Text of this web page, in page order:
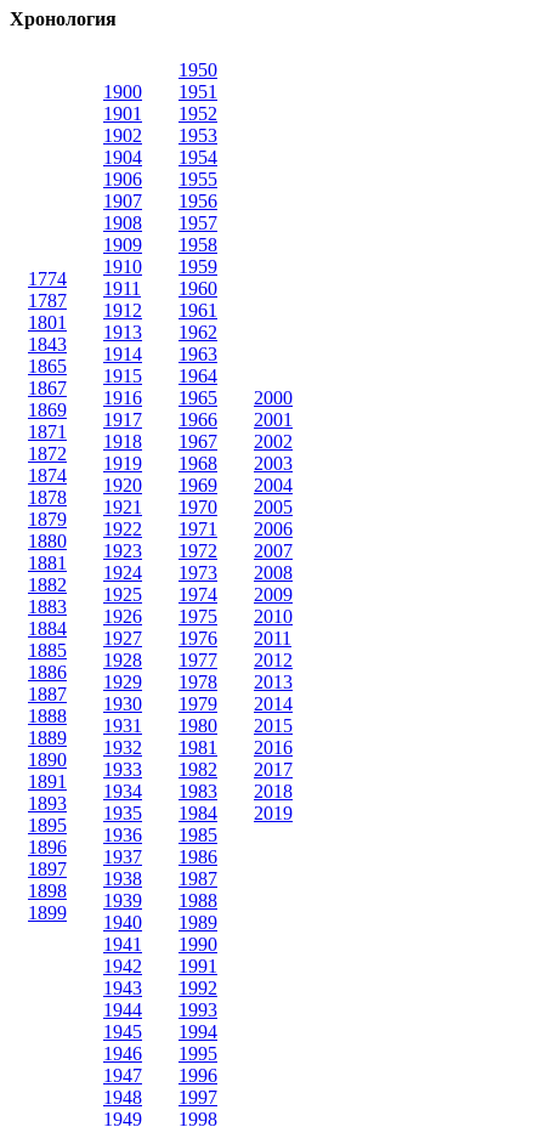
Хронология
1774
1787
1801
1843
1865
1867
1869
1871
1872
1874
1878
1879
1880
1881
1882
1883
1884
1885
1886
1887
1888
1889
1890
1891
1893
1895
1896
1897
1898
1899
1900
1901
1902
1904
1906
1907
1908
1909
1910
1911
1912
1913
1914
1915
1916
1917
1918
1919
1920
1921
1922
1923
1924
1925
1926
1927
1928
1929
1930
1931
1932
1933
1934
1935
1936
1937
1938
1939
1940
1941
1942
1943
1944
1945
1946
1947
1948
1949
1950
1951
1952
1953
1954
1955
1956
1957
1958
1959
1960
1961
1962
1963
1964
1965
1966
1967
1968
1969
1970
1971
1972
1973
1974
1975
1976
1977
1978
1979
1980
1981
1982
1983
1984
1985
1986
1987
1988
1989
1990
1991
1992
1993
1994
1995
1996
1997
1998
2000
2001
2002
2003
2004
2005
2006
2007
2008
2009
2010
2011
2012
2013
2014
2015
2016
2017
2018
2019